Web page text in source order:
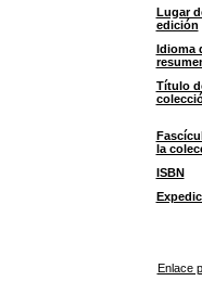
Lugar
edición
Idioma
Título
la
ISBN
Enlace